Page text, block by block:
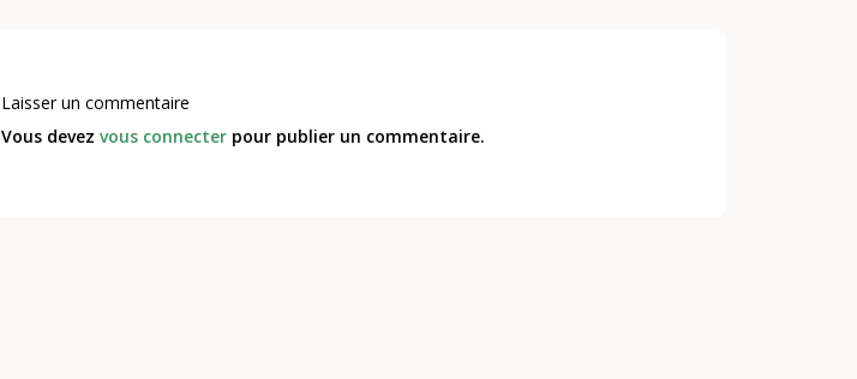
Laisser un commentaire
Vous devez vous connecterpour publier un commentaire.